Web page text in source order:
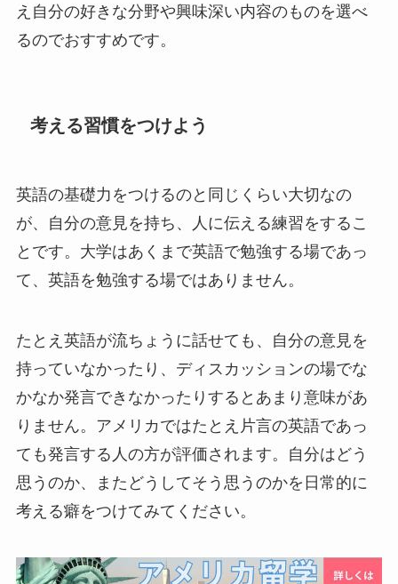
え自分の好きな分野や興味深い内容のものを選べ
るのでおすすめです。
考える習慣をつけよう
英語の基礎力をつけるのと同じくらい大切なの
が、自分の意見を持ち、人に伝える練習をするこ
とです。大学はあくまで英語で勉強する場であっ
て、英語を勉強する場ではありません。
たとえ英語が流ちょうに話せても、自分の意見を
持っていなかったり、ディスカッションの場でな
かなか発言できなかったりするとあまり意味があ
りません。アメリカではたとえ片言の英語であっ
ても発言する人の方が評価されます。自分はどう
思うのか、またどうしてそう思うのかを日常的に
考える癖をつけてみてください。